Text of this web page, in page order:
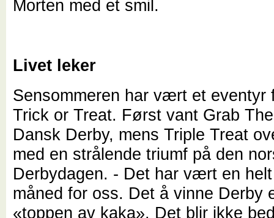
Morten med et smil.
Livet leker
Sensommeren har vært et eventyr
Trick or Treat. Først vant Grab
Dansk Derby, mens Triple Treat
med en strålende triumf på den
Derbydagen. - Det har vært en
måned for oss. Det å vinne Derby
«toppen av kaka». Det blir ikke